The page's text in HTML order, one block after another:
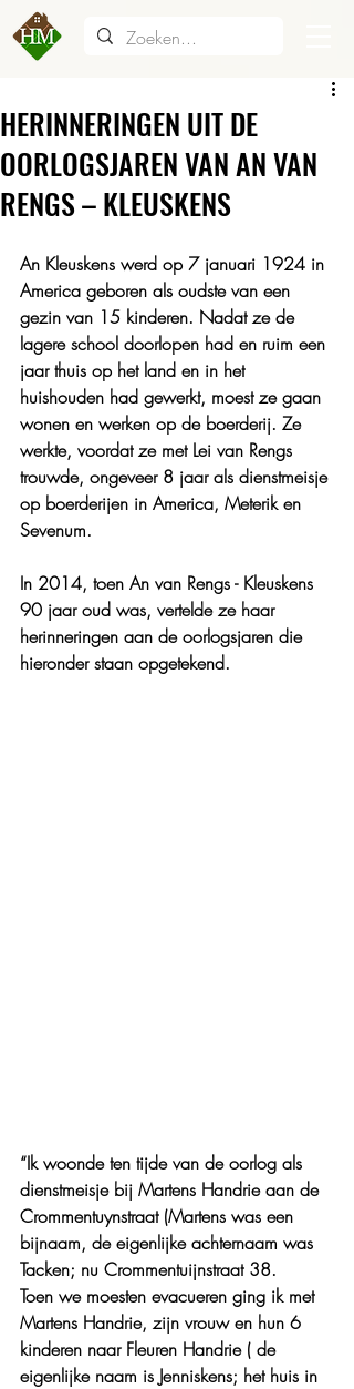
HERINNERINGEN UIT DE
OORLOGSJAREN VAN AN VAN
RENGS – KLEUSKENS
An Kleuskens werd op 7 januari 1924 in
America geboren als oudste van een
gezin van 15 kinderen. Nadat ze de
lagere school doorlopen had en ruim een
jaar thuis op het land en in het
huishouden had gewerkt, moest ze gaan
wonen en werken op de boerderij. Ze
werkte, voordat ze met Lei van Rengs
trouwde, ongeveer 8 jaar als dienstmeisje
op boerderijen in America, Meterik en
Sevenum.
In 2014, toen An van Rengs - Kleuskens
90 jaar oud was, vertelde ze haar
herinneringen aan de oorlogsjaren die
hieronder staan opgetekend.
“Ik woonde ten tijde van de oorlog als
dienstmeisje bij Martens Handrie aan de
Crommentuynstraat (Martens was een
bijnaam, de eigenlijke achternaam was
Tacken; nu Crommentuijnstraat 38.
Toen we moesten evacueren ging ik met
Martens Handrie, zijn vrouw en hun 6
kinderen naar Fleuren Handrie ( de
eigenlijke naam is Jenniskens; het huis in